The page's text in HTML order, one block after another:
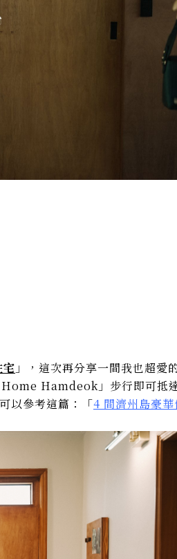
宅 」，這次再分享一間我也超愛
Hamdeok」步行即可抵
以參考這篇：「4 間濟州島豪華